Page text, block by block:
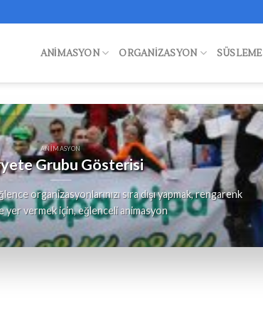
ANIMASYON ORGANIZASYON SÜSLEME
ANIMASYON
Grubu Gösterisi
organizasyonlarınızı sıra dışı yapmak, rengarenk
yer vermek için, eğlenceli animasyon